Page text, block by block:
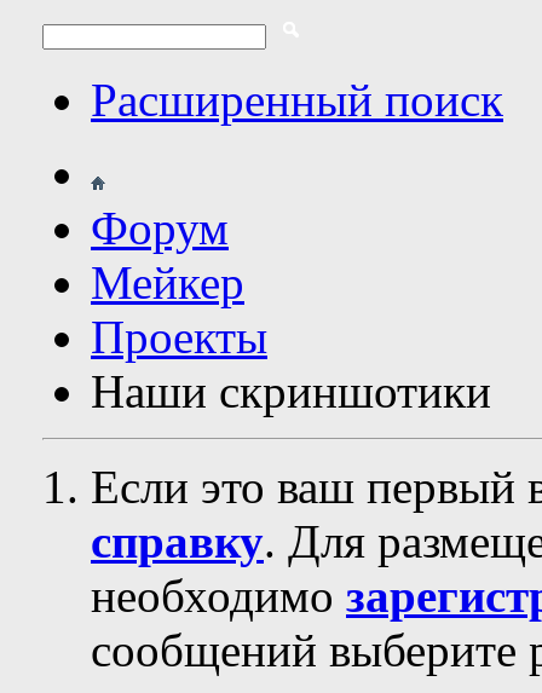
Расширенный поиск
Форум
Мейкер
Проекты
Наши скриншотики
Если это ваш первый
справку. Для
необходимо
сообщений выберите